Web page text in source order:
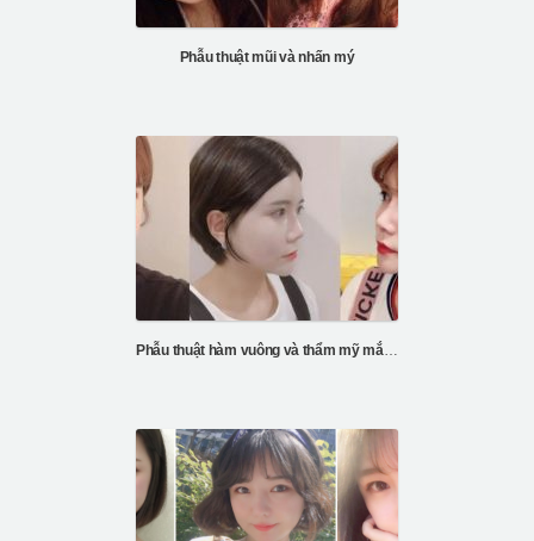
Phẫu thuật mũi và nhấn mý
Phẫu thuật hàm vuông và thẩm mỹ mắt tại ID